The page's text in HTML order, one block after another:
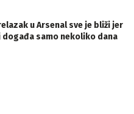
u Arsenal sve je bliži jer
samo nekoliko dana